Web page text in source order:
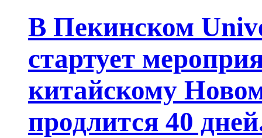
В Пекинском
стартует
китайскому
продлится 40